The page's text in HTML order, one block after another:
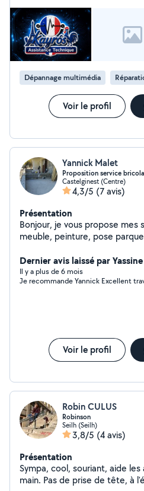
Dépannage multimédia
Voir le profil
Yannick Malet
Proposition service
Castelginest (Centre)
4,3/5 (7 avis)
Présentation
Bonjour, je vous propose mes
meuble, peinture, pose
soixante huit,quinze, trente
hésitez pas à m'appeler sa
discuter pour les travaux à
Dernier avis laissé par
Il y a plus de 6 mois
Je recommande Yannick
Voir le profil
Robin CULUS
Robinson
Seilh (Seilh)
3,8/5 (4 avis)
Présentation
Sympa, cool, souriant, aide
main. Pas de prise de tête, à